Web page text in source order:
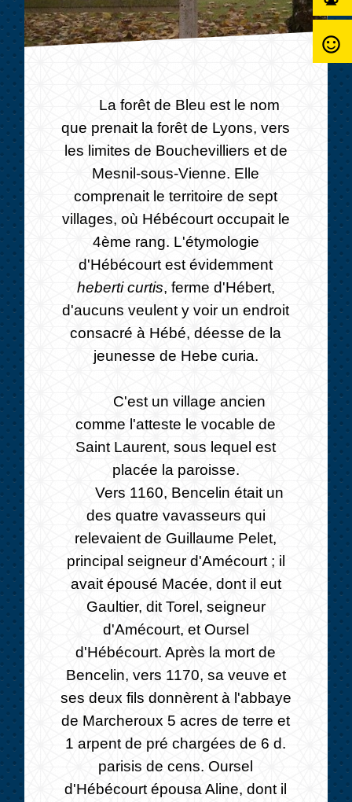
La forêt de Bleu est le nom
que prenait la forêt de Lyons, vers
les limites de Bouchevilliers et de
Mesnil-sous-Vienne. Elle
comprenait le territoire de sept
villages, où Hébécourt occupait le
4ème rang. L'étymologie
d'Hébécourt est évidemment
heberti curtis, ferme d'Hébert,
d'aucuns veulent y voir un endroit
consacré à Hébé, déesse de la
jeunesse de Hebe curia.
C'est un village ancien
comme l'atteste le vocable de
Saint Laurent, sous lequel est
placée la paroisse.
Vers 1160, Bencelin était un
des quatre vavasseurs qui
relevaient de Guillaume Pelet,
principal seigneur d'Amécourt ; il
avait épousé Macée, dont il eut
Gaultier, dit Torel, seigneur
d'Amécourt, et Oursel
d'Hébécourt. Après la mort de
Bencelin, vers 1170, sa veuve et
ses deux fils donnèrent à l'abbaye
de Marcheroux 5 acres de terre et
1 arpent de pré chargées de 6 d.
parisis de cens. Oursel
d'Hébécourt épousa Aline, dont il
sentiment_satisfied_alt